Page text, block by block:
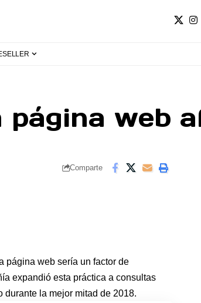
web
Comparte
página web sería un factor de
expandió esta práctica a consultas
durante la mejor mitad de 2018.